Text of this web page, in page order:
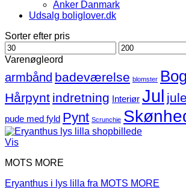
Anker Danmark
Udsalg boliglover.dk
Sorter efter pris
Mindste
pris
Højeste
pris
Varenøgleord
armbånd badeværelse blomster Bog
Hårpynt indretning Interiør Jul
pude med fyld Pynt Scrunchie
Vis
MOTS MORE
Eryanthus i lys lilla fra MOTS MORE